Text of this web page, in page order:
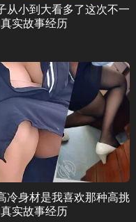
从小到大看多了这次不一
实故事经历
冷身材是我喜欢那种高挑
实故事经历